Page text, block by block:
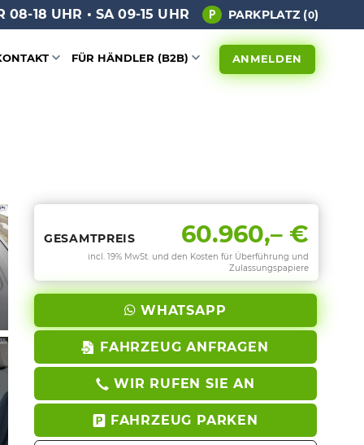
08-18 UHR • SA 09-15 UHR PARKPLATZ (0)
FÜR HÄNDLER (B2B) ANMELDEN
GESAMTPREIS 60.960,– €
incl. 19% MwSt. und den Kosten für Überführung und
Zulassungspapiere
WHATSAPP
FAHRZEUG ANFRAGEN
WIR RUFEN SIE AN
FAHRZEUG PARKEN